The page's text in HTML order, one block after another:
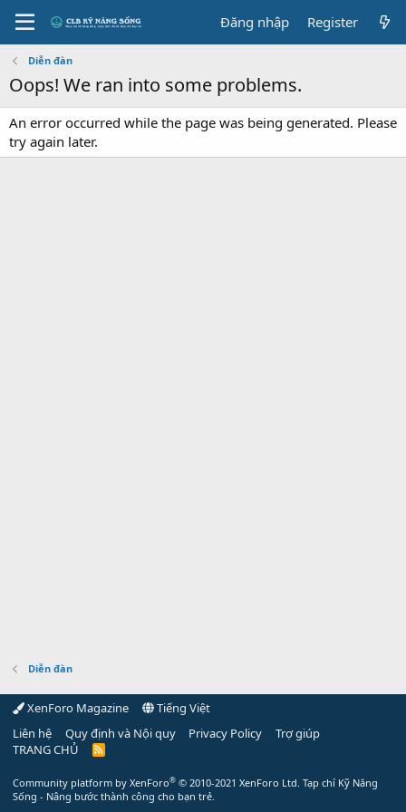
Đăng nhập Register
Diễn đàn
Oops! We ran into some problems.
An error occurred while the page was being generated. Please
try again later.
Diễn đàn
XenForo Magazine
Tiếng Việt
Liên hệ
Quy định và Nội quy Privacy Policy
Trợ giúp
TRANG CHỦ
R
Community platform by XenForo® © 2010-2021 XenForo Ltd. Tạp chí Kỹ Năng
Sống - Nâng bước thành công cho bạn trẻ.